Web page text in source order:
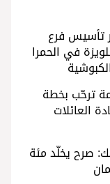
تأسيس فرع
في الحمرا
ترحّب بخطة
العائلات
صرح يخلّد مئة